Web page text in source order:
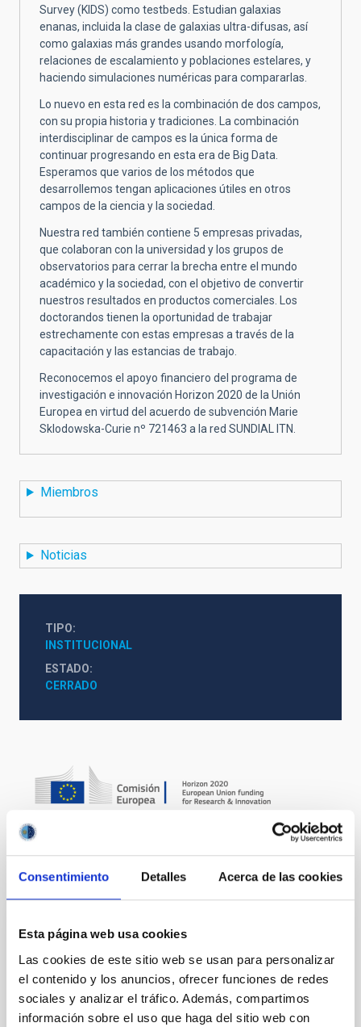
Consentimiento Detalles Acerca de las cookies
Esta página web usa cookies
Las cookies de este sitio web se usan para personalizar
el contenido y los anuncios, ofrecer funciones de redes
sociales y analizar el tráfico. Además, compartimos
información sobre el uso que haga del sitio web con
Survey (KIDS) como testbeds. Estudian galaxias
enanas, incluida la clase de galaxias ultra-difusas, así
como galaxias más grandes usando morfología,
relaciones de escalamiento y poblaciones estelares, y
haciendo simulaciones numéricas para compararlas.
Lo nuevo en esta red es la combinación de dos campos,
con su propia historia y tradiciones. La combinación
interdisciplinar de campos es la única forma de
continuar progresando en esta era de Big Data.
Esperamos que varios de los métodos que
desarrollemos tengan aplicaciones útiles en otros
campos de la ciencia y la sociedad.
Nuestra red también contiene 5 empresas privadas,
que colaboran con la universidad y los grupos de
observatorios para cerrar la brecha entre el mundo
académico y la sociedad, con el objetivo de convertir
nuestros resultados en productos comerciales. Los
doctorandos tienen la oportunidad de trabajar
estrechamente con estas empresas a través de la
capacitación y las estancias de trabajo.
Reconocemos el apoyo financiero del programa de
investigación e innovación Horizon 2020 de la Unión
Europea en virtud del acuerdo de subvención Marie
Sklodowska-Curie nº 721463 a la red SUNDIAL ITN.
Miembros
Noticias
TIPO
INSTITUCIONAL
ESTADO
CERRADO
Te puede interesar
Detailed Anatomy of GALaxies - DAGAL
DAGAL is an ambitious network formed of six
research groups in Spain, Germany, Finland, France,
and the Netherlands. The network will collaborate
very closely with the Spitzer Survey of Stellar